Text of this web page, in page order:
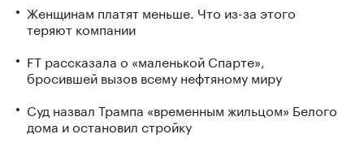
Женщинам платят меньше. Что из-за этого
теряют компании
FT рассказала о «маленькой Спарте»,
бросившей вызов всему нефтяному миру
Суд назвал Трампа «временным жильцом» Белого
дома и остановил стройку